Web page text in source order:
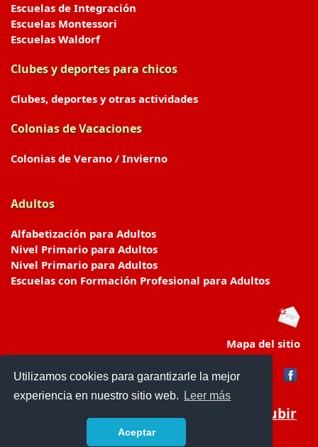
Utilizamos cookies para garantizarle la mejor
experiencia en nuestro sitio web.
Leer más
Aceptar
Escuelas de Integración
Escuelas Montessori
Escuelas Waldorf
Clubes y deportes para chicos
Clubes, deportes y otras actividades
Colonias de Vacaciones
Colonias de Verano / Invierno
Adultos
Alfabetización para Adultos
Nivel Primario para Adultos
Nivel Primario para Adultos
Escuelas con Formación Profesional para Adultos
Mapa del sitio
Subir